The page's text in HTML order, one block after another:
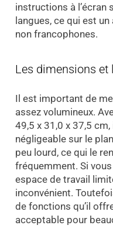
instructions à l’écran
langues, ce qui est
non francophones.
Les dimensions et
Il est important de
assez volumineux.
49,5 x 31,0 x 37,5
négligeable sur le
peu lourd, ce qui le
fréquemment. Si
espace de travail
inconvénient.
de fonctions qu’il
acceptable pour